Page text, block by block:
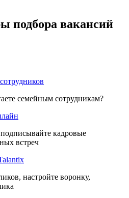
подбора вакансий
семейным сотрудникам?
кадровые
встреч
настройте воронку,